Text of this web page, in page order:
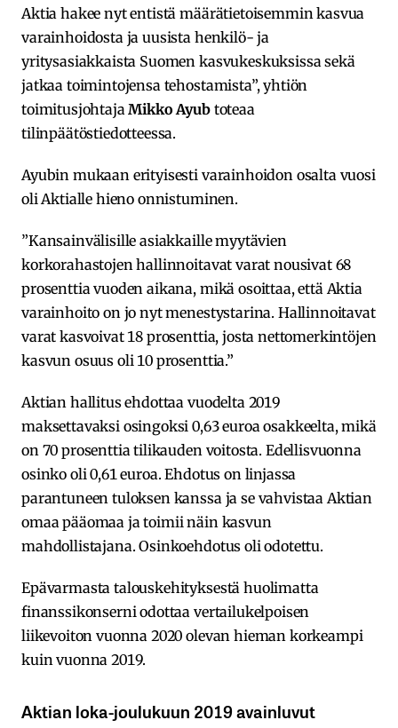
Aktia hakee nyt entistä määrätietoisemmin kasvua
varainhoidosta ja uusista henkilö- ja
yritysasiakkaista Suomen kasvukeskuksissa sekä
jatkaa toimintojensa tehostamista”, yhtiön
toimitusjohtajaMikko Ayub toteaa
tilinpäätöstiedotteessa.
Ayubin mukaan erityisesti varainhoidon osalta vuosi
oli Aktialle hieno onnistuminen.
”Kansainvälisille asiakkaille myytävien
korkorahastojen hallinnoitavat varat nousivat 68
prosenttia vuoden aikana, mikä osoittaa, että Aktia
varainhoito on jo nyt menestystarina. Hallinnoitavat
varat kasvoivat 18 prosenttia, josta nettomerkintöjen
kasvun osuus oli 10 prosenttia.”
Aktian hallitus ehdottaa vuodelta 2019
maksettavaksi osingoksi 0,63 euroa osakkeelta, mikä
on 70 prosenttia tilikauden voitosta. Edellisvuonna
osinko oli 0,61 euroa. Ehdotus on linjassa
parantuneen tuloksen kanssa ja se vahvistaa Aktian
omaa pääomaa ja toimii näin kasvun
mahdollistajana. Osinkoehdotus oli odotettu.
Epävarmasta talouskehityksestä huolimatta
finanssikonserni odottaa vertailukelpoisen
liikevoiton vuonna 2020 olevan hieman korkeampi
kuin vuonna 2019.
Aktian loka-joulukuun 2019 avainluvut